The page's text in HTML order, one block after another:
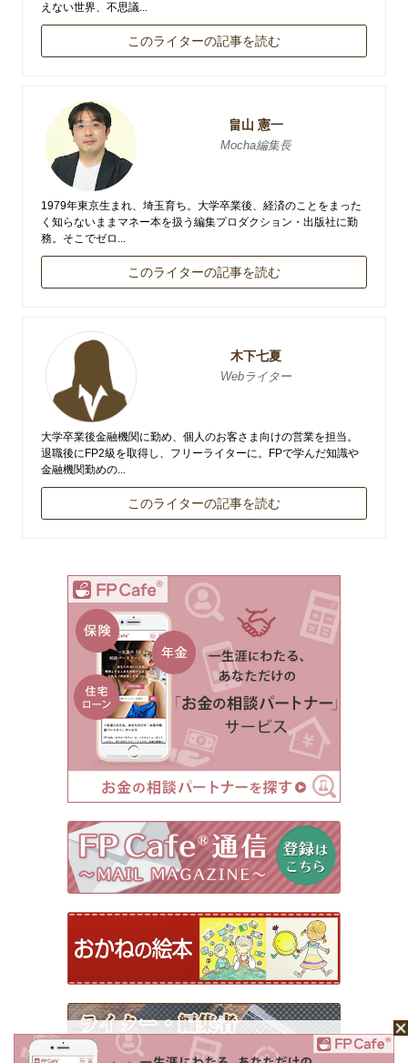
えない世界、不思議...
このライターの記事を読む
畠山 憲一
Mocha編集長
1979年東京生まれ、埼玉育ち。大学卒業後、経済のことをまった
く知らないままマネー本を扱う編集プロダクション・出版社に勤
務。そこでゼロ...
このライターの記事を読む
木下七夏
Webライター
大学卒業後金融機関に勤め、個人のお客さま向けの営業を担当。
退職後にFP2級を取得し、フリーライターに。FPで学んだ知識や
金融機関勤めの...
このライターの記事を読む